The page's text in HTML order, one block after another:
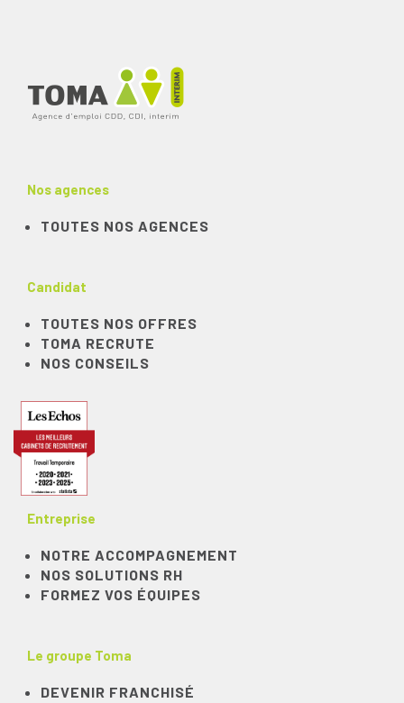
Nos agences
TOUTES NOS AGENCES
Candidat
TOUTES NOS OFFRES
TOMA RECRUTE
NOS CONSEILS
Entreprise
NOTRE ACCOMPAGNEMENT
NOS SOLUTIONS RH
FORMEZ VOS ÉQUIPES
Le groupe Toma
DEVENIR FRANCHISÉ